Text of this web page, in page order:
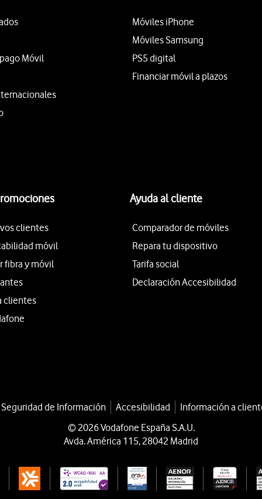
Móvil
Móviles iPhone
Móviles Samsung
PS5 digital
Financiar móvil a plazos
clientes
móvil
fibra y móvil
clientes
Ayuda al cliente
Comparador de móviles
Repara tu dispositivo
Tarifa social
Declaración Accesibilidad
de Información Accesibilidad
Información a
© 2026 Vodafone España S.A.U.
Avda. América 115, 28042 Madrid